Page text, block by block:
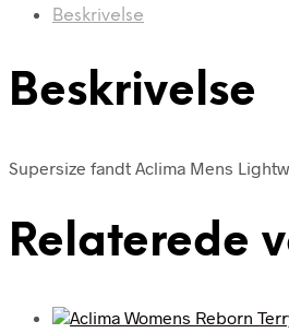
Beskrivelse
Beskrivelse
Supersize fandt Aclima Mens
Relaterede